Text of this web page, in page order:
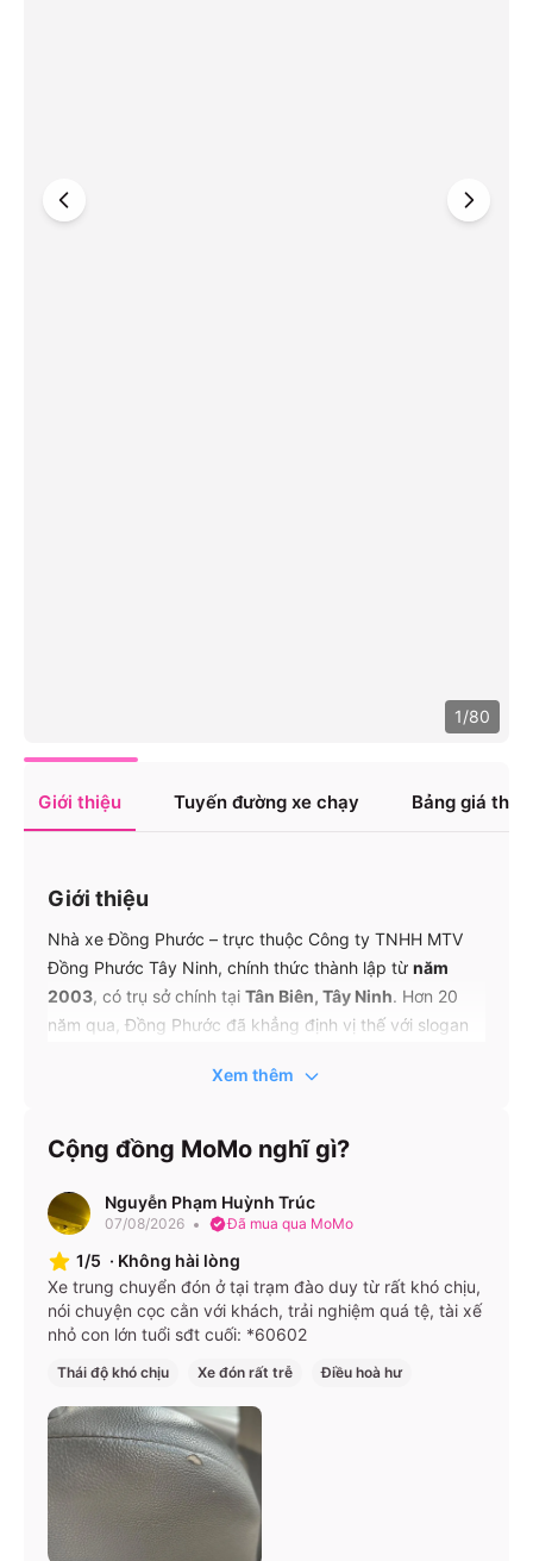
1/80
Giới thiệu Tuyến đường xe chạy Bảng giá
Giới thiệu
Nhà xe Đồng Phước – trực thuộc Công ty TNHH MTV
Đồng Phước Tây Ninh, chính thức thành lập từ năm
2003, có trụ sở chính tại Tân Biên, Tây Ninh. Hơn 20
năm qua, Đồng Phước đã khẳng định vị thế với slogan
sự”, trở thành lựa chọn tin cậy trên tuyến
ngày
23/04/2024 , nhà xe cam kết tuân thủ nghiêm
ngặt quy định, đảm bảo an toàn cho hành khách mỗi
chuyến đi.
Tuyến xe – Giá vé – Lịch chạy
Loại xe Số chỗ
Giá vé
(VNĐ)
Giờ khởi hành
Limousine
VIP
Liên tục từ
Ghế ngồi
29 chỗ
Xem thêm
Cộng đồng MoMo nghĩ gì?
Nguyễn Phạm Huỳnh Trúc
07/08/2026 Đã mua qua MoMo
1/5 · Không hài lòng
Xe trung chuyển đón ở tại trạm đào duy từ rất khó chịu,
nói chuyện cọc cằn với khách, trải nghiệm quá tệ, tài xế
nhỏ con lớn tuổi sđt cuối: *60602
Thái độ khó chịu Xe đón rất trễ Điều hoà hư